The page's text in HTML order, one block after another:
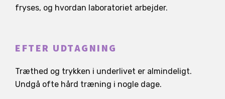
fryses, og hvordan laboratoriet arbejder.
EFTER UDTAGNING
Træthed og trykken i underlivet er almindeligt.
Undgå ofte hård træning i nogle dage.